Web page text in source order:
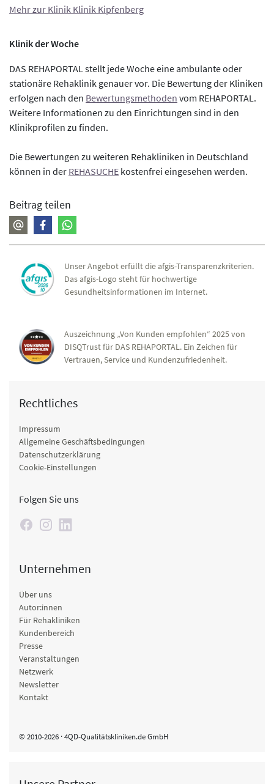
Mehr zur Klinik Klinik Kipfenberg
Klinik der Woche
DAS REHAPORTAL stellt jede Woche eine ambulante oder
stationäre Rehaklinik genauer vor. Die Bewertung der Kliniken
erfolgen nach den Bewertungsmethoden vom REHAPORTAL.
Weitere Informationen zu den Einrichtungen sind in den
Klinikprofilen zu finden.
Die Bewertungen zu weiteren Rehakliniken in Deutschland
können in der REHASUCHE kostenfrei eingesehen werden.
Beitrag teilen
Unser Angebot erfüllt die afgis-Transparenzkriterien.
Das afgis-Logo steht für hochwertige
Gesundheitsinformationen im Internet.
Auszeichnung „Von Kunden empfohlen“ 2025 von
DISQTrust für DAS REHAPORTAL. Ein Zeichen für
Vertrauen, Service und Kundenzufriedenheit.
Rechtliches
Impressum
Allgemeine Geschäftsbedingungen
Datenschutzerklärung
Cookie-Einstellungen
Folgen Sie uns
Unternehmen
Über uns
Autor:innen
Für Rehakliniken
Kundenbereich
Presse
Veranstaltungen
Netzwerk
Newsletter
Kontakt
© 2010-2026 · 4QD-Qualitätskliniken.de GmbH